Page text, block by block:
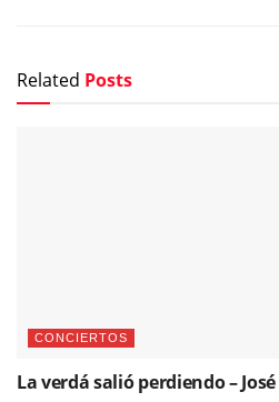
Related Posts
CONCIERTOS
La verdá salió perdiendo –